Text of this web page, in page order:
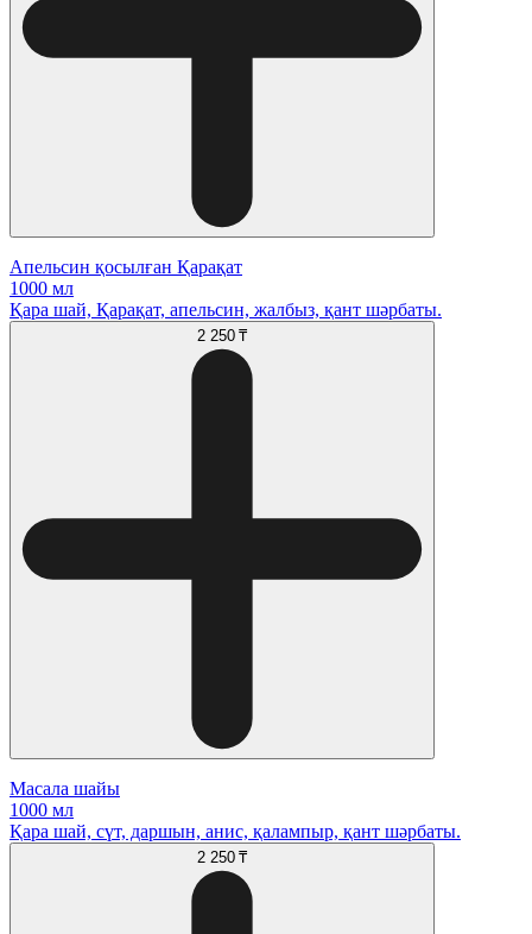
Апельсин қосылған Қарақат
1000 мл
Қара шай, Қарақат, апельсин, жалбыз, қант шәрбаты.
2 250 ₸
Масала шайы
1000 мл
Қара шай, сүт, даршын, анис, қалампыр, қант шәрбаты.
2 250 ₸